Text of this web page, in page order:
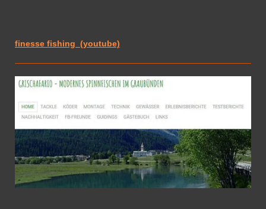
finesse fishing (youtube)